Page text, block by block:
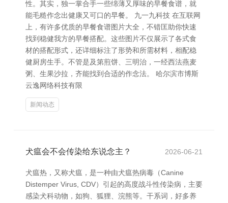
性。其实，独一掌合手一些绵薄又厚味的早餐食谱，就
能毛糙作念出健康又可口的早餐。 九一九科技 在互联网
上，有许多优质的早餐食谱图片大全，不错匡助你快速
找到稳健我方的早餐搭配。这些图片不仅展示了各式食
材的搭配形式，还详细标注了形势和所需材料，相配稳
健厨房生手。不管是及第煎饼、三明治，一经西法燕麦
粥、生果沙拉，齐能找到合适的作念法。 哈尔滨市博斯
云逸网络科技有限
新闻动态
犬瘟会不会传染给东说念主？ 2026-06-21
犬瘟热，又称犬瘟，是一种由犬瘟热病毒（Canine
Distemper Virus, CDV）引起的高度战斗性传染病，主要
感染犬科动物，如狗、狐狸、浣熊等。干系词，好多养